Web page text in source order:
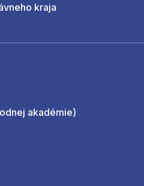
kraja
akadémie)